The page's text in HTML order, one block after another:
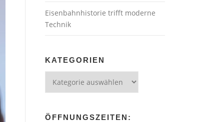
Eisenbahnhistorie trifft moderne
Technik
KATEGORIEN
ÖFFNUNGSZEITEN: